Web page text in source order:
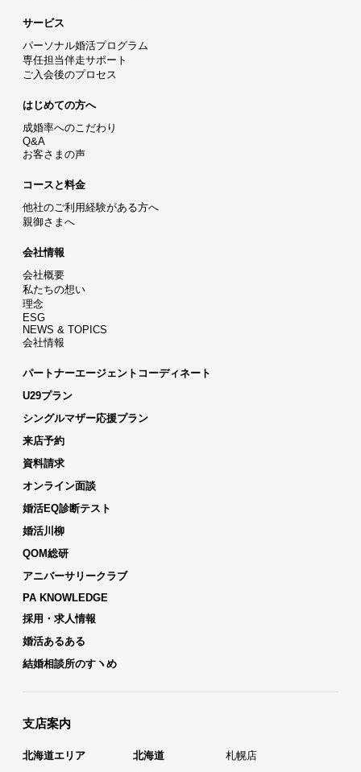
サービス
パーソナル婚活プログラム
専任担当伴走サポート
ご入会後のプロセス
はじめての方へ
成婚率へのこだわり
Q&A
お客さまの声
コースと料金
他社のご利用経験がある方へ
親御さまへ
会社情報
会社概要
私たちの想い
理念
ESG
NEWS & TOPICS
会社情報
パートナーエージェントコーディネート
U29プラン
シングルマザー応援プラン
来店予約
資料請求
オンライン面談
婚活EQ診断テスト
婚活川柳
QOM総研
アニバーサリークラブ
PA KNOWLEDGE
採用・求人情報
婚活あるある
結婚相談所のすヽめ
支店案内
北海道エリア 北海道
札幌店